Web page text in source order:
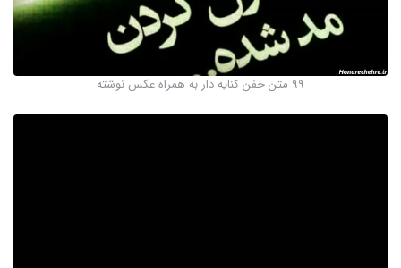
99 متن خفن کنایه دار به همراه عکس نوشته